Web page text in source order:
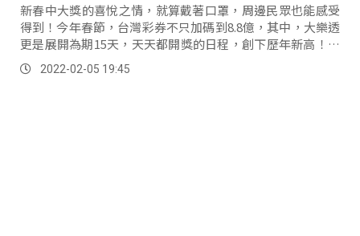
新春中大獎的喜悅之情，就算戴著口罩，周邊民眾也能感受
得到！今年春節，台灣彩券不只加碼到8.8億，其中，大樂透
更是展開為期15天，天天都開獎的日程，創下歷年新高！更
同時祭出360組百萬紅包，讓不少民眾湧...。
2022-02-05 19:45